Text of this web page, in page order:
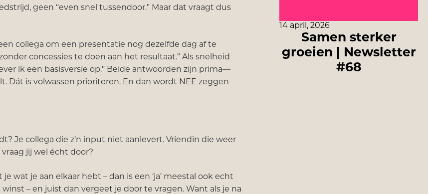
geen “even snel tussendoor.” Maar dat vraagt dus
collega om een presentatie nog dezelfde dag af te
concessies te doen aan het resultaat.” Als snelheid
ik een basisversie op.” Beide antwoorden zijn prima—
Dát is volwassen prioriteren. En dan wordt NEE zeggen
Je collega die z’n input niet aanlevert. Vriendin die weer
jij wel écht door?
je aan elkaar hebt – dan is een ‘ja’ meestal ook echt
winst – en juist dan vergeet je door te vragen. Want als je na
14 april, 2026
Samen sterker
groeien | Newsletter
#68